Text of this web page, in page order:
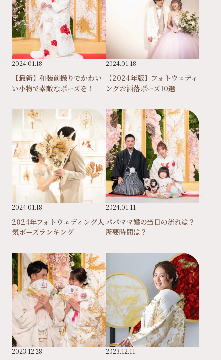
2024.01.18
【最新】和装前撮りでかわい
い小物で素敵なポーズを！
2024.01.18
【2024年版】フォトウェディ
ングお洒落ポーズ10選
2024.01.18
2024年フォトウェディング人
気ポーズランキング
2024.01.11
パパママ婚の当日の流れは？
所要時間は？
2023.12.28 2023.12.11